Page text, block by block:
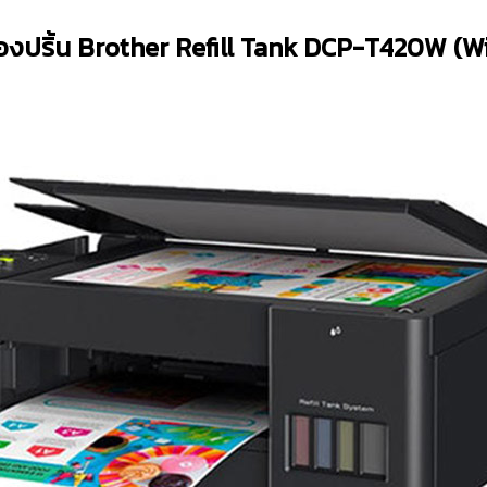
งปริ้น Brother Refill Tank DCP-T420W